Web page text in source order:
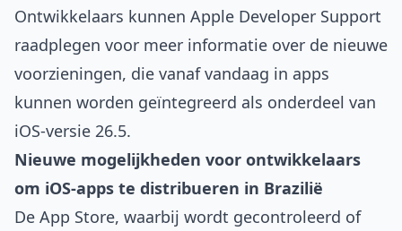
Ontwikkelaars kunnen Apple Developer Support
raadplegen voor meer informatie over de nieuwe
voorzieningen, die vanaf vandaag in apps
kunnen worden geïntegreerd als onderdeel van
iOS-versie 26.5.
Nieuwe mogelijkheden voor ontwikkelaars
om iOS-apps te distribueren in Brazilië
De App Store, waarbij wordt gecontroleerd of